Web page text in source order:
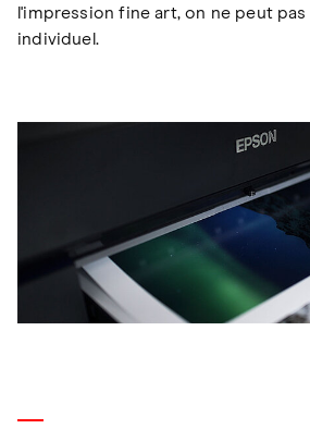
l'impression fine art, on ne peut
individuel.